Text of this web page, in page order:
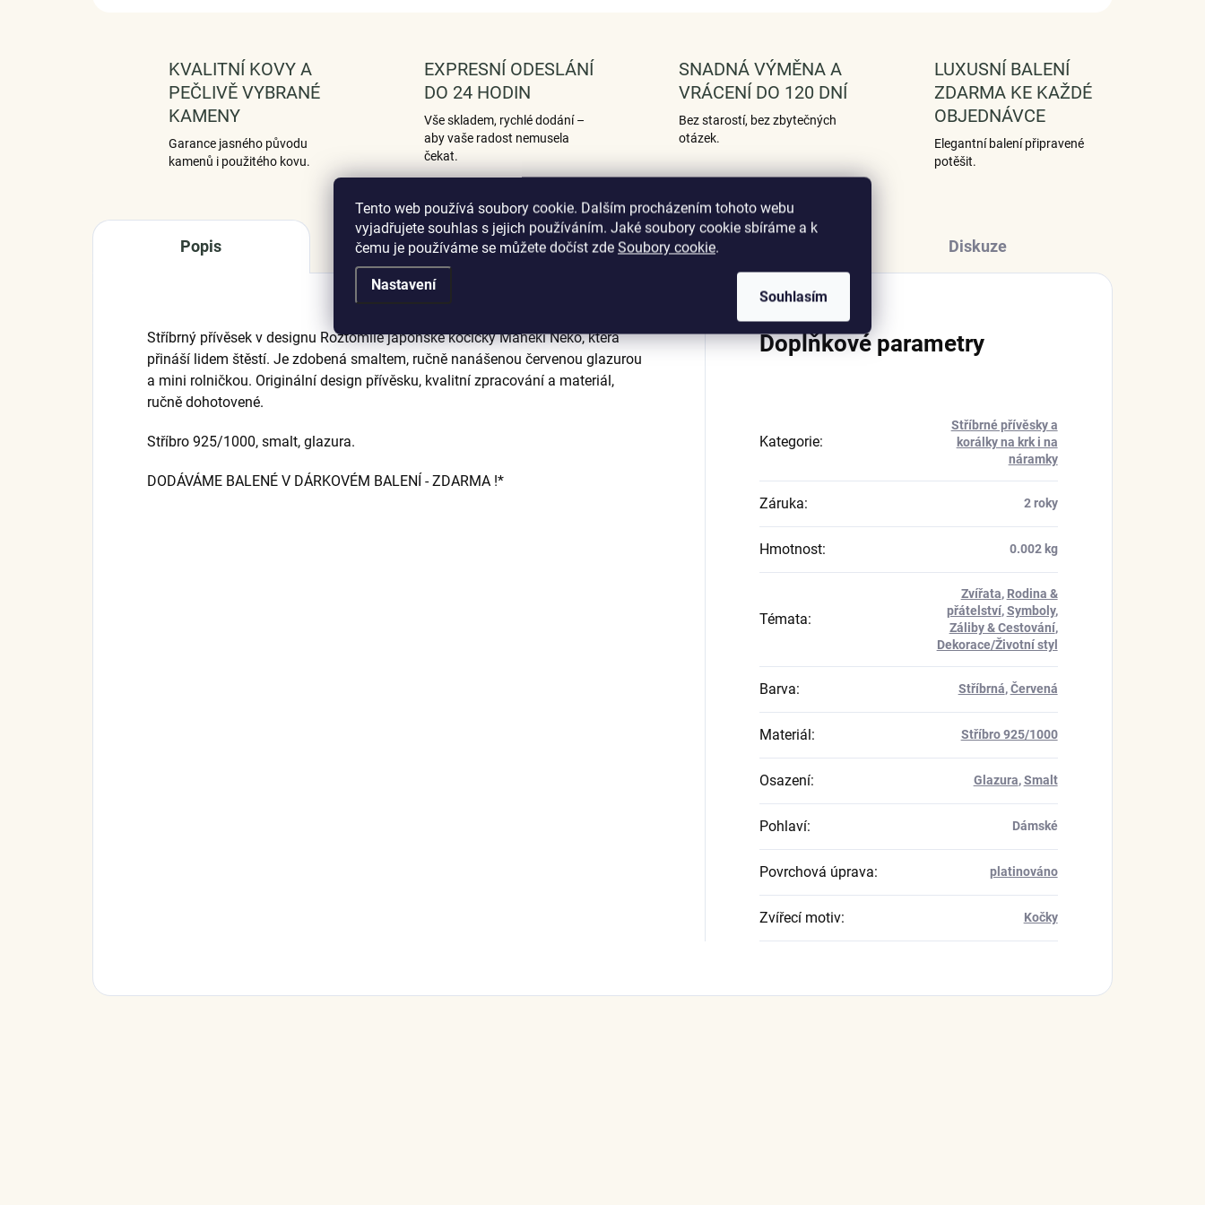
Tento web používá soubory cookie. Dalším procházením tohoto webu
vyjadřujete souhlas s jejich používáním. Jaké soubory cookie sbíráme a k
čemu je používáme se můžete dočíst zde Soubory cookie.
Nastavení
Souhlasím
KVALITNÍ KOVY A
PEČLIVĚ VYBRANÉ
KAMENY
Garance jasného původu
kamenů i použitého kovu.
EXPRESNÍ ODESLÁNÍ
DO 24 HODIN
Vše skladem, rychlé dodání –
aby vaše radost nemusela
čekat.
SNADNÁ VÝMĚNA A
VRÁCENÍ DO 120 DNÍ
Bez starostí, bez zbytečných
otázek.
LUXUSNÍ BALENÍ
ZDARMA KE KAŽDÉ
OBJEDNÁVCE
Elegantní balení připravené
potěšit.
Popis Podobné (12) Hodnocení (2) Diskuze
Stříbrný přívěsek v designu Roztomilé japonské kočičky Maneki Neko, která
přináší lidem štěstí. Je zdobená smaltem, ručně nanášenou červenou glazurou
a mini rolničkou. Originální design přívěsku, kvalitní zpracování a materiál,
ručně dohotovené.
Stříbro 925/1000, smalt, glazura.
DODÁVÁME BALENÉ V DÁRKOVÉM BALENÍ - ZDARMA !*
Doplňkové parametry
Kategorie:
Stříbrné přívěsky a
korálky na krk i na
náramky
Záruka: 2 roky
Hmotnost: 0.002 kg
Témata:
Zvířata, Rodina &
přátelství,Symboly,
Záliby & Cestování,
Dekorace/Životní styl
Barva: Stříbrná,Červená
Materiál : Stříbro 925/1000
Osazení: Glazura,Smalt
Pohlaví: Dámské
Povrchová úprava: platinováno
Zvířecí motiv: Kočky